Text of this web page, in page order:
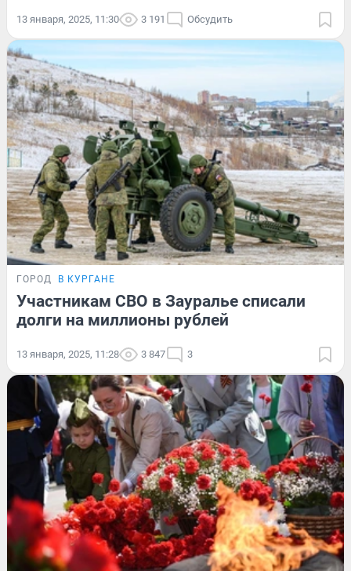
13 января, 2025, 11:30 3 191 Обсудить
ГОРОД В КУРГАНЕ
Участникам СВО в Зауралье списали
долги на миллионы рублей
13 января, 2025, 11:28 3 847 3